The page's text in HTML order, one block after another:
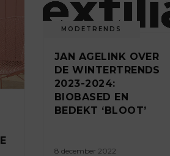
MODETRENDS
JAN AGELINK OVER
DE WINTERTRENDS
2023-2024:
BIOBASED EN
BEDEKT ‘BLOOT’
8 december 2022